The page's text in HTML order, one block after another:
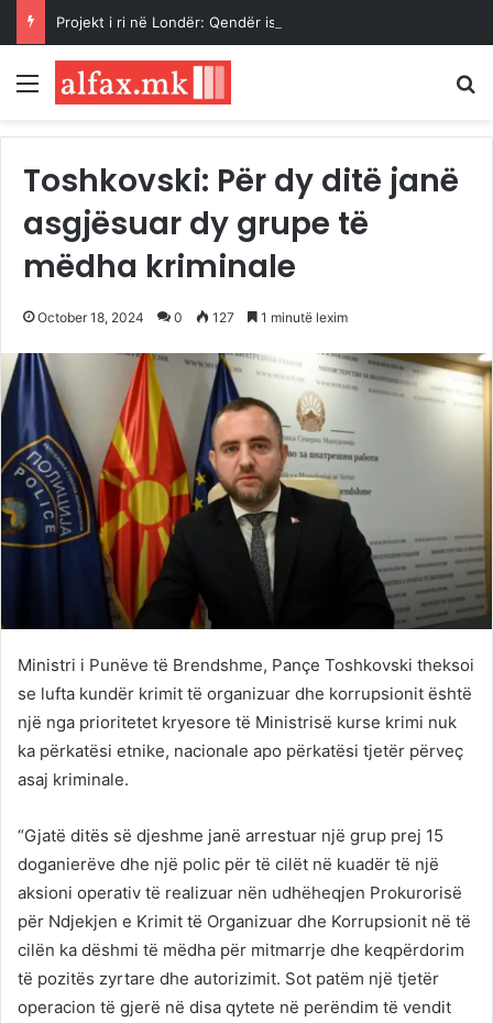
Menu
Toshkovski: Për dy ditë janë
asgjësuar dy grupe të
mëdha kriminale
October 18, 2024 0 127 1 minutë lexim
Ministri i Punëve të Brendshme, Pançe Toshkovski theksoi
se lufta kundër krimit të organizuar dhe korrupsionit është
një nga prioritetet kryesore të Ministrisë kurse krimi nuk
ka përkatësi etnike, nacionale apo përkatësi tjetër përveç
asaj kriminale.
“Gjatë ditës së djeshme janë arrestuar një grup prej 15
doganierëve dhe një polic për të cilët në kuadër të një
aksioni operativ të realizuar nën udhëheqjen Prokurorisë
për Ndjekjen e Krimit të Organizuar dhe Korrupsionit në të
cilën ka dëshmi të mëdha për mitmarrje dhe keqpërdorim
të pozitës zyrtare dhe autorizimit. Sot patëm një tjetër
operacion të gjerë në disa qytete në perëndim të vendit